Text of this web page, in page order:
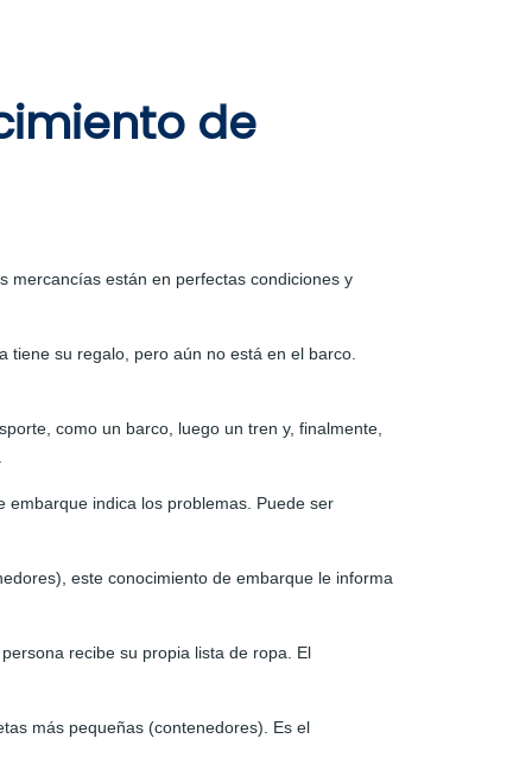
de
mercancías están en perfectas condiciones y
tiene su regalo, pero aún no está en el barco.
como un barco, luego un tren y, finalmente,
embarque indica los problemas. Puede ser
este conocimiento de embarque le informa
recibe su propia lista de ropa. El
más pequeñas (contenedores). Es el